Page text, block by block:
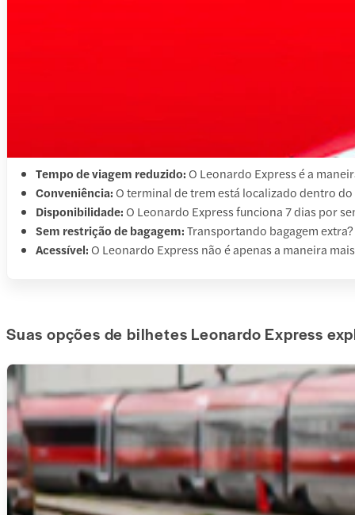
Tempo de viagem reduzido: O Leonardo Express é a
Conveniência: O terminal de trem está localizado dentro
Disponibilidade: O Leonardo Express funciona 7 dias por
Sem restrição de bagagem:Transportando bagagem
Acessível: O Leonardo Express não é apenas a maneira
Suas opções de bilhetes Leonardo Express